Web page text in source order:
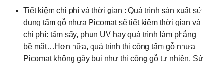
Tiết kiệm chi phí và thời gian : Quá trình sản xuất sử
dụng tấm gỗ nhựa Picomat sẽ tiết kiệm thời gian và
chi phí: tẩm sấy, phun UV hay quá trình làm phẳng
bề mặt…Hơn nữa, quá trình thi công tấm gỗ nhựa
Picomat không gây bụi như thi công gỗ tự nhiên. Sử